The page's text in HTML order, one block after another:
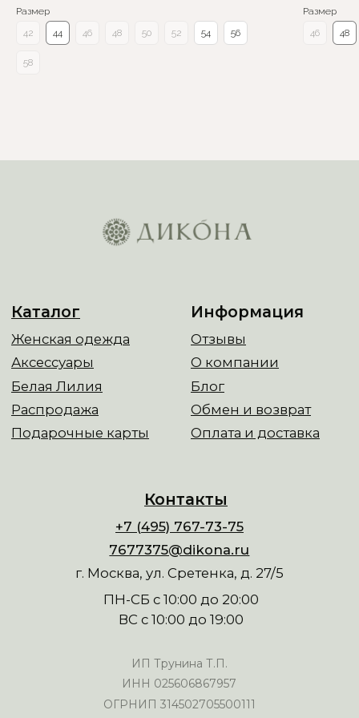
Размер
42
44 46 48 50 52 54 56
58
Размер
46
48